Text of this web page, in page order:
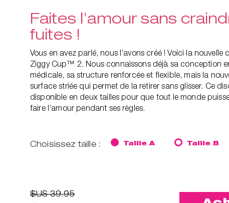
Faites l’amour sans
fuites !
Vous en avez parlé, nous l’avons créé ! Voici la nouvelle
Ziggy Cup™ 2. Nous connaissons déjà sa conception
médicale, sa structure renforcée et flexible, mais la
surface striée qui permet de la retirer sans glisser. Ce
disponible en deux tailles pour que tout le monde
faire l’amour pendant ses règles.
Choisissez taille : Taille A Taille B
$US 39.95